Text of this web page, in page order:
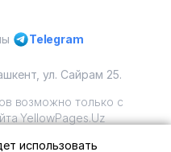
Telegram
ул. Сайрам 25.
возможно только с
YellowPages.Uz
2009 - 2026 / ООО
использовать